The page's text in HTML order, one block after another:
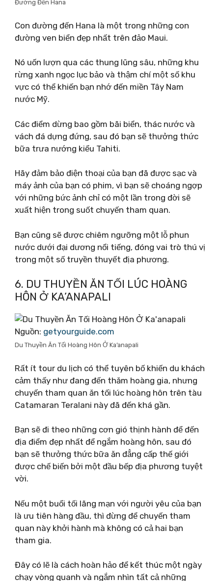
Đường Đến Hana
Con đường đến Hana là một trong những con
đường ven biển đẹp nhất trên đảo Maui.
Nó uốn lượn qua các thung lũng sâu, những khu
rừng xanh ngọc lục bảo và thậm chí một số khu
vực có thể khiến bạn nhớ đến miền Tây Nam
nước Mỹ.
Các điểm dừng bao gồm bãi biển, thác nước và
vách đá dựng đứng, sau đó bạn sẽ thưởng thức
bữa trưa nướng kiểu Tahiti.
Hãy đảm bảo điện thoại của bạn đã được sạc và
máy ảnh của bạn có phim, vì bạn sẽ choáng ngợp
với những bức ảnh chỉ có một lần trong đời sẽ
xuất hiện trong suốt chuyến tham quan.
Bạn cũng sẽ được chiêm ngưỡng một lỗ phun
nước dưới đại dương nổi tiếng, đóng vai trò thú vị
trong một số truyền thuyết địa phương.
6. DU THUYỀN ĂN TỐI LÚC HOÀNG
HÔN Ở KA’ANAPALI
Nguồn: getyourguide.com
Du Thuyền Ăn Tối Hoàng Hôn Ở Ka’anapali
Rất ít tour du lịch có thể tuyên bố khiến du khách
cảm thấy như đang đến thăm hoàng gia, nhưng
chuyến tham quan ăn tối lúc hoàng hôn trên tàu
Catamaran Teralani này đã đến khá gần.
Bạn sẽ đi theo những cơn gió thịnh hành để đến
địa điểm đẹp nhất để ngắm hoàng hôn, sau đó
bạn sẽ thưởng thức bữa ăn đẳng cấp thế giới
được chế biến bởi một đầu bếp địa phương tuyệt
vời.
Nếu một buổi tối lãng mạn với người yêu của bạn
là ưu tiên hàng đầu, thì đừng để chuyến tham
quan này khởi hành mà không có cả hai bạn
tham gia.
Đây có lẽ là cách hoàn hảo để kết thúc một ngày
chạy vòng quanh và ngắm nhìn tất cả những